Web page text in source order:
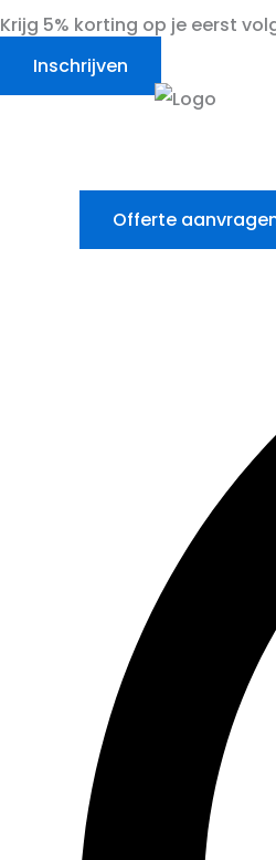
Ga
Krijg 5% korting op je eerst
Inschrijven
Offerte